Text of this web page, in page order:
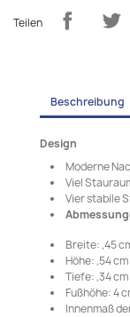
Teilen
Beschreibung
Design
Moderne
Viel
Vier stabile
Breite: ,45
Höhe: ,54 cm
Tiefe: ,34 cm
Fußhöhe: 4
Innenmaß